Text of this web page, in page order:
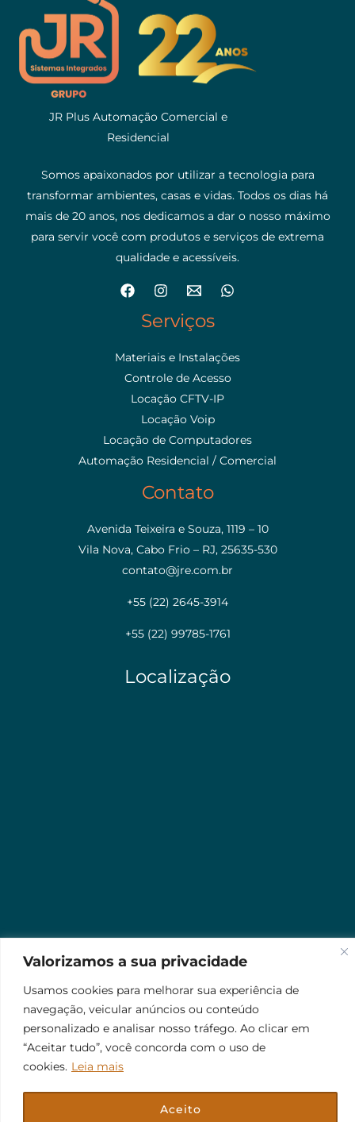
cookies. Leia mais
Não aceito
JR Plus Automação Comercial e
Residencial
Somos apaixonados por utilizar a tecnologia para
transformar ambientes, casas e vidas. Todos os dias há
mais de 20 anos, nos dedicamos a dar o nosso máximo
para servir você com produtos e serviços de extrema
qualidade e acessíveis.
Serviços
Materiais e Instalações
Controle de Acesso
Locação CFTV-IP
Locação Voip
Locação de Computadores
Automação Residencial / Comercial
Contato
Avenida Teixeira e Souza, 1119 – 10
Vila Nova, Cabo Frio – RJ, 25635-530
contato@jre.com.br
+55 (22) 2645-3914
+55 (22) 99785-1761
Localização
© 2026 Jr Plus Automação Comercial e Residencial
CriaçãoCesarWeb
Fale Conosco